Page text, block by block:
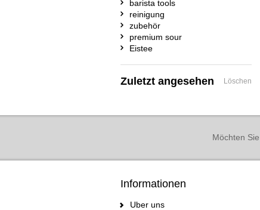
barista tools
reinigung
zubehör
premium sour
Eistee
Zuletzt angesehen Löschen
Möchten
Informationen
Uber uns